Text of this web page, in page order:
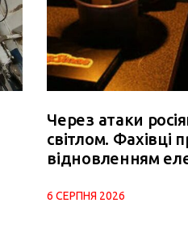
Через атаки
світлом.
відновленням
6 СЕРПНЯ 2026